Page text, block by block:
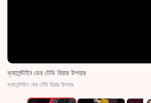
ভ্যালেন্টাইন ডের টেডি বিয়ার উপহার
ভ্যালেন্টাইন ডের টেডি বিয়ার উপহার